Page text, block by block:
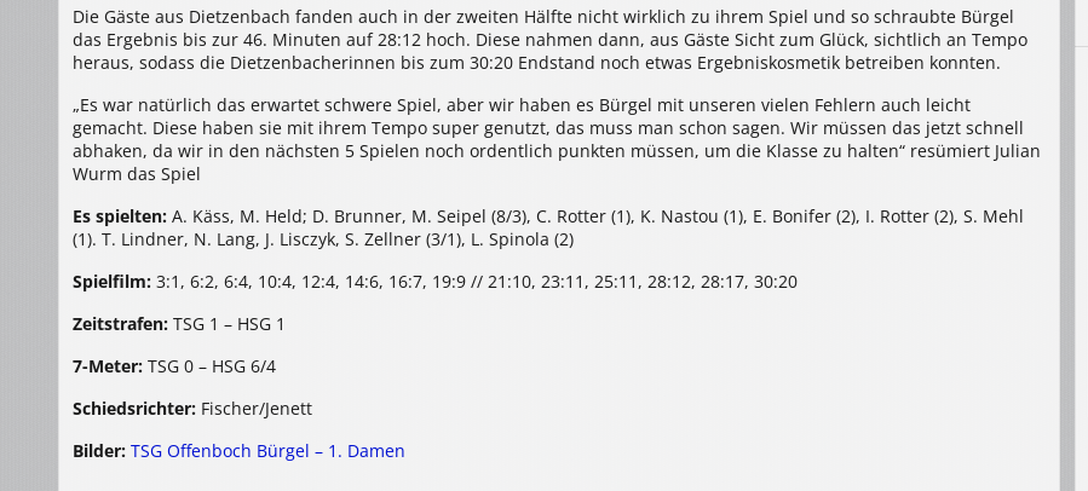
Die Gäste aus Dietzenbach fanden auch in der zweiten Hälfte nicht wirklich zu ihrem Spiel und so schraubte Bürgel
das Ergebnis bis zur 46. Minuten auf 28:12 hoch. Diese nahmen dann, aus Gäste Sicht zum Glück, sichtlich an Tempo
heraus, sodass die Dietzenbacherinnen bis zum 30:20 Endstand noch etwas Ergebniskosmetik betreiben konnten.
„Es war natürlich das erwartet schwere Spiel, aber wir haben es Bürgel mit unseren vielen Fehlern auch leicht
gemacht. Diese haben sie mit ihrem Tempo super genutzt, das muss man schon sagen. Wir müssen das jetzt schnell
abhaken, da wir in den nächsten 5 Spielen noch ordentlich punkten müssen, um die Klasse zu halten“ resümiert Julian
Wurm das Spiel
Es spielten: A. Käss, M. Held; D. Brunner, M. Seipel (8/3), C. Rotter (1), K. Nastou (1), E. Bonifer (2), I. Rotter (2), S. Mehl
(1). T. Lindner, N. Lang, J. Lisczyk, S. Zellner (3/1), L. Spinola (2)
Spielfilm: 3:1, 6:2, 6:4, 10:4, 12:4, 14:6, 16:7, 19:9 // 21:10, 23:11, 25:11, 28:12, 28:17, 30:20
Zeitstrafen: TSG 1 – HSG 1
7-Meter: TSG 0 – HSG 6/4
Schiedsrichter: Fischer/Jenett
Bilder: TSG Offenboch Bürgel – 1. Damen